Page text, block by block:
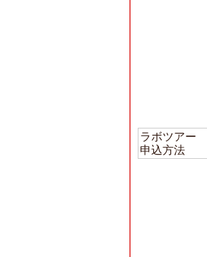
ラボツアー
申込方法